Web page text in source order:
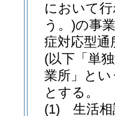
において
う。)の事
症対応型通
(以下「単
業所」とい
とする。
(1)
生活